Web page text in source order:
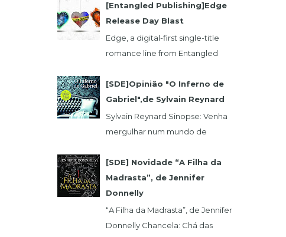
Uma última oportunidade para o
amor. P...
[Entangled Publishing]Edge
Release Day Blast
Edge, a digital-first single-title
romance line from Entangled
popular Select imprint but gives
its...
[SDE]Opinião "O Inferno de
Gabriel",de Sylvain Reynard
Sylvain Reynard Sinopse: Venha
mergulhar num mundo de
sem limites....
[SDE] Novidade “A Filha da
Madrasta”, de Jennifer
Donnelly
“A Filha da Madrasta”, de Jennifer
Donnelly Chancela: Chá das